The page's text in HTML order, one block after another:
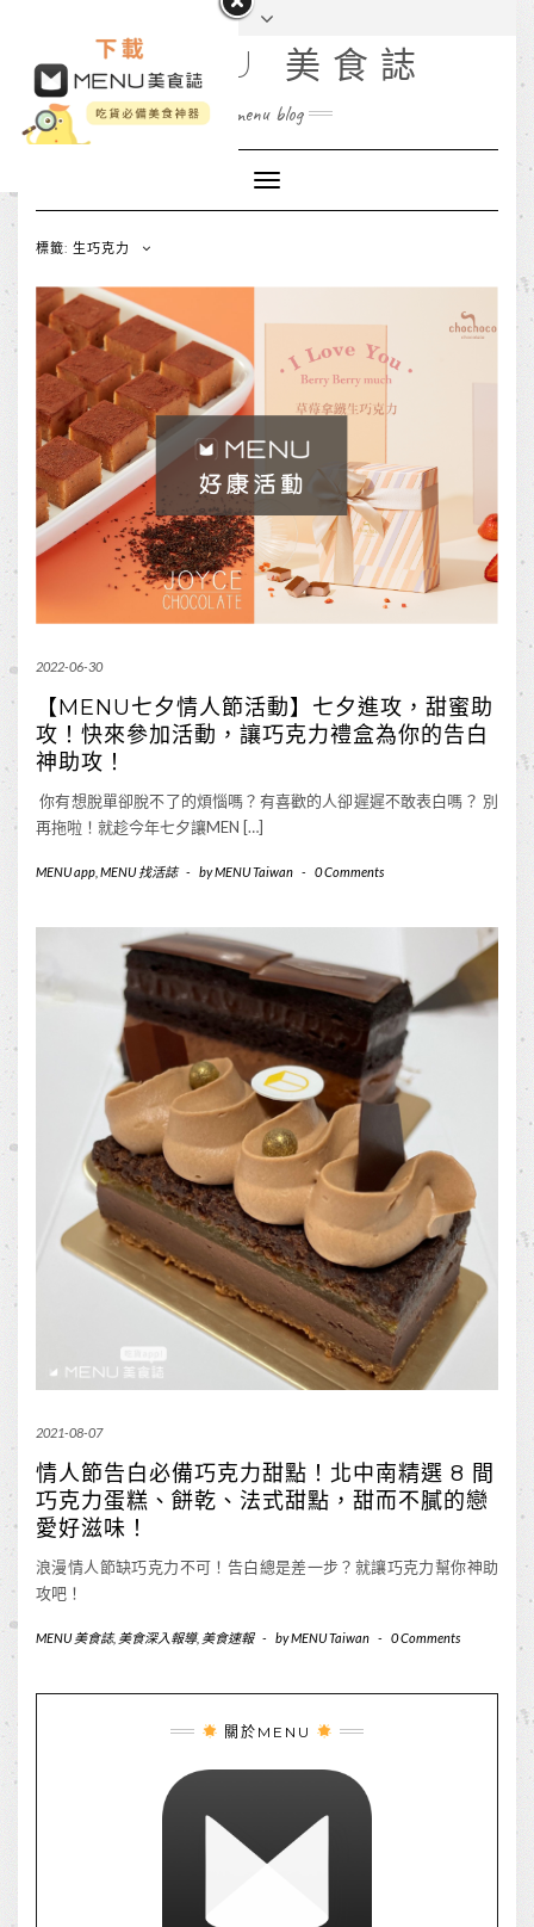
MENU 美食誌
menu blog
Toggle
Navigation
標籤: 生巧克力
2022-06-30
【MENU七夕情人節活動】七夕進攻，甜蜜助
攻！快來參加活動，讓巧克力禮盒為你的告白
神助攻！
你有想脫單卻脫不了的煩惱嗎？有喜歡的人卻遲遲不敢表白嗎？ 別
再拖啦！就趁今年七夕讓MEN […]
MENU app MENU 找活誌 - byMENU Taiwan - 0 Comments
2021-08-07
情人節告白必備巧克力甜點！北中南精選 8 間
巧克力蛋糕、餅乾、法式甜點，甜而不膩的戀
愛好滋味！
浪漫情人節缺巧克力不可！告白總是差一步？就讓巧克力幫你神助
攻吧！
MENU 美食誌, 美食深入報導, 美食速報 - byMENU Taiwan - 0 Comments
關於MENU